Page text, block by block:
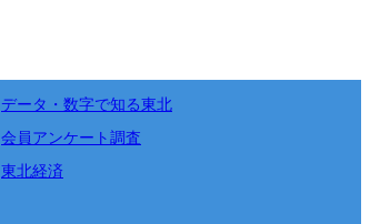
データ・数字で知る東北
会員アンケート調査
東北経済